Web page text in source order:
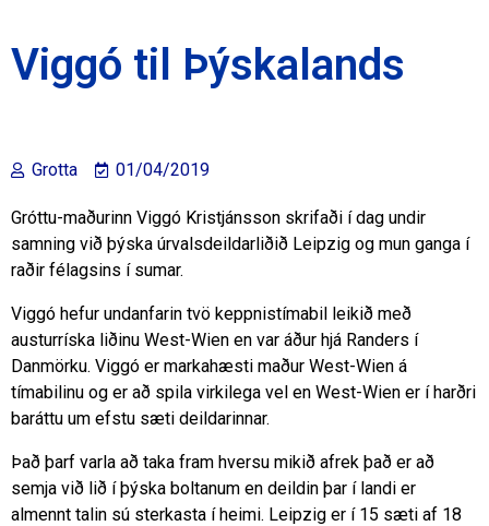
Viggó til Þýskalands
Grotta 01/04/2019
Gróttu-maðurinn Viggó Kristjánsson skrifaði í dag undir
samning við þýska úrvalsdeildarliðið Leipzig og mun ganga í
raðir félagsins í sumar.
Viggó hefur undanfarin tvö keppnistímabil leikið með
austurríska liðinu West-Wien en var áður hjá Randers í
Danmörku. Viggó er markahæsti maður West-Wien á
tímabilinu og er að spila virkilega vel en West-Wien er í harðri
baráttu um efstu sæti deildarinnar.
Það þarf varla að taka fram hversu mikið afrek það er að
semja við lið í þýska boltanum en deildin þar í landi er
almennt talin sú sterkasta í heimi. Leipzig er í 15 sæti af 18